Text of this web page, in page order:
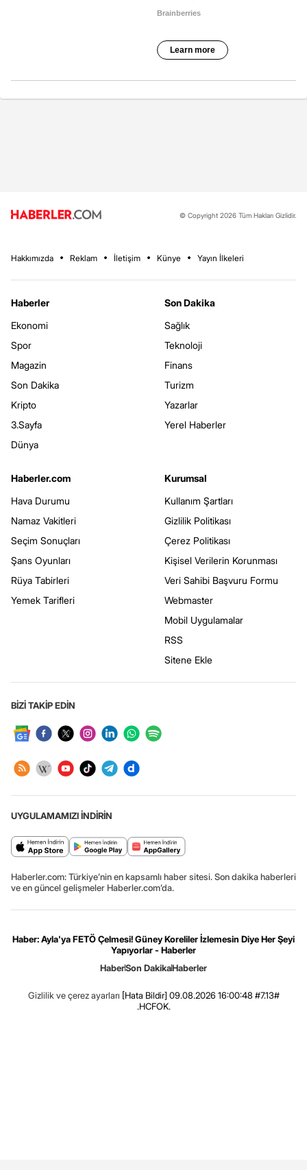
© Copyright 2026 Tüm Hakları Gizlidir.
Hakkımızda Reklam İletişim Künye Yayın İlkeleri
Haberler
Ekonomi
Spor
Magazin
Son Dakika
Kripto
3.Sayfa
Dünya
Son Dakika
Sağlık
Teknoloji
Finans
Turizm
Yazarlar
Yerel Haberler
Haberler.com
Hava Durumu
Namaz Vakitleri
Seçim Sonuçları
Şans Oyunları
Rüya Tabirleri
Yemek Tarifleri
Kurumsal
Kullanım Şartları
Gizlilik Politikası
Çerez Politikası
Kişisel Verilerin Korunması
Veri Sahibi Başvuru Formu
Webmaster
Mobil Uygulamalar
RSS
Sitene Ekle
BİZİ TAKİP EDİN
UYGULAMAMIZI İNDİRİN
Haberler.com: Türkiye’nin en kapsamlı haber sitesi. Son dakika haberleri
ve en güncel gelişmeler Haberler.com’da.
Haber: Ayla'ya FETÖ Çelmesi! Güney Koreliler İzlemesin Diye Her Şeyi
Yapıyorlar - Haberler
HaberSon DakikaHaberler
Gizlilik ve çerez ayarları [Hata Bildir] 09.08.2026 16:00:48 #7.13#
.HCFOK.